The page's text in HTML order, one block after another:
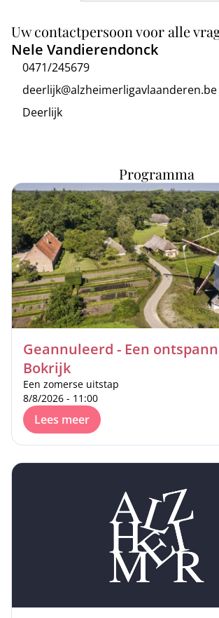
Uw contactpersoon voor alle
Nele Vandierendonck
0471/245679
deerlijk@alzheimerligavlaanderen.be
Deerlijk
Programma
Geannuleerd - Een
Bokrijk
Een zomerse uitstap
8/8/2026 - 11:00
Lees meer